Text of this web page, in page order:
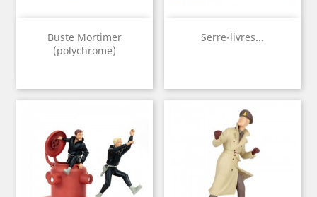
Buste Mortimer
(polychrome)
Serre-livres...